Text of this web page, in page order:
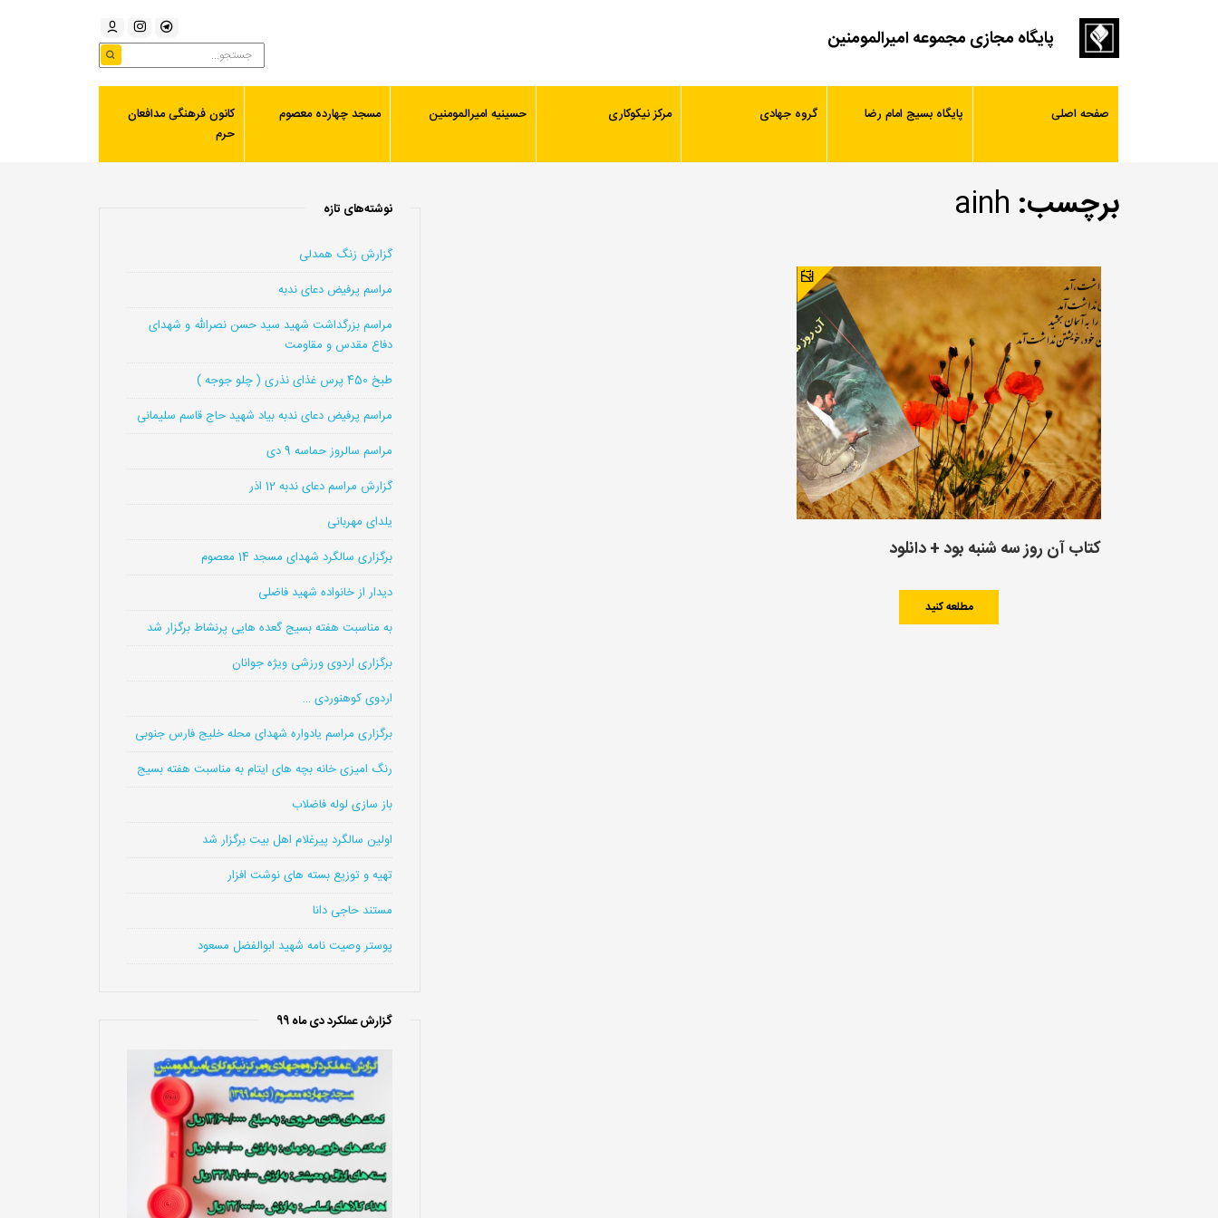
پایگاه مجازی مجموعه امیرالمومنین
صفحه اصلی پایگاه بسیج امام رضا گروه جهادی مرکز نیکوکاری حسینیه امیرالمومنین مسجد چهارده معصوم
کانون فرهنگی مدافعان
حرم
برچسب: ainh
کتاب آن روز سه شنبه بود + دانلود
مطلعه کنید
نوشته‌های تازه
گزارش زنگ همدلی
مراسم پرفیض دعای ندبه
مراسم بزرگداشت شهید سید حسن نصرالله و شهدای
دفاع مقدس و مقاومت
طبخ 450 پرس غذای نذری ( چلو جوجه )
مراسم پرفیض دعای ندبه بیاد شهید حاج قاسم سلیمانی
مراسم سالروز حماسه 9 دی
گزارش مراسم دعای ندبه 12 اذر
یلدای مهربانی
برگزاری سالگرد شهدای مسجد 14 معصوم
دیدار از خانواده شهید فاضلی
به مناسبت هفته بسیج گعده هایی پرنشاط برگزار شد
برگزاری اردوی ورزشی ویژه جوانان
اردوی کوهنوردی …
برگزاری مراسم یادواره شهدای محله خلیج فارس جنوبی
رنگ امیزی خانه بچه های ایتام به مناسبت هفته بسیج
باز سازی لوله فاضلاب
اولین سالگرد پیرغلام اهل بیت برگزار شد
تهیه و توزیع بسته های نوشت افزار
مستند حاجی دانا
پوستر وصیت نامه شهید ابوالفضل مسعود
گزارش عملکرد دی ماه 99